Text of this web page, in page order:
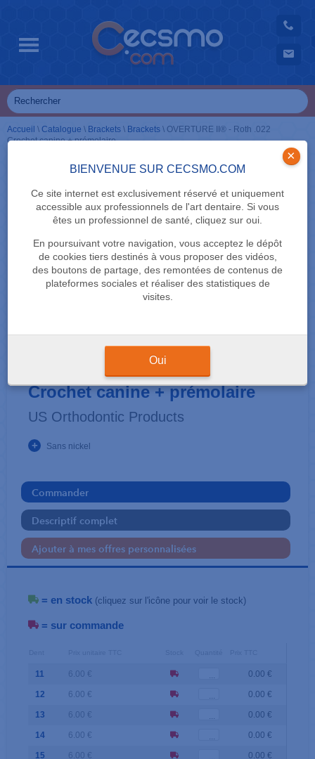
BIENVENUE SUR CECSMO.COM
Ce site internet est exclusivement réservé et uniquement
accessible aux professionnels de l'art dentaire. Si vous
êtes un professionnel de santé, cliquez sur oui.
En poursuivant votre navigation, vous acceptez le dépôt
de cookies tiers destinés à vous proposer des vidéos,
des boutons de partage, des remontées de contenus de
plateformes sociales et réaliser des statistiques de
visites.
×
Oui
Accueil \ Catalogue \ Brackets \ Brackets \ OVERTURE II® - Roth .022
Crochet canine + prémolaire
OVERTURE II® - Roth .022
Crochet canine + prémolaire
US Orthodontic Products
+ Sans nickel
Commander
Descriptif complet
Ajouter à mes offres personnalisées
= en stock (cliquez sur l'icône pour voir le stock)
= sur commande
11 6.00 € 0.00 €
12 6.00 € 0.00 €
13 6.00 € 0.00 €
14 6.00 € 0.00 €
15 6.00 € 0.00 €